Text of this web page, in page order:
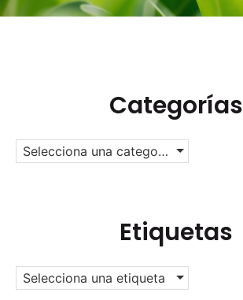
Categorías
Selecciona una categoría
Etiquetas
Selecciona una etiqueta